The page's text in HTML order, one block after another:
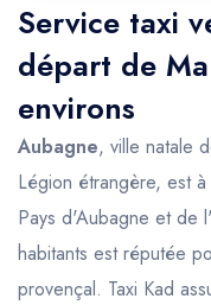
Service taxi
départ de
environs
Aubagne, ville natale
Légion étrangère, est
Pays d'Aubagne et de
habitants est réputée
provençal. Taxi Kad